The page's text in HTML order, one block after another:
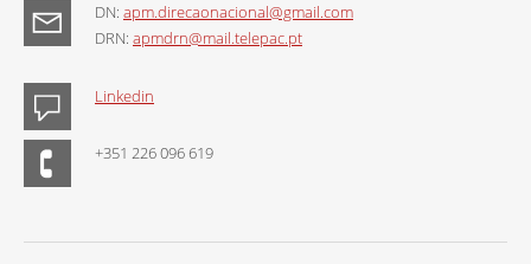
DN: apm.direcaonacional@gmail.com
DRN: apmdrn@mail.telepac.pt
Linkedin
+351 226 096 619